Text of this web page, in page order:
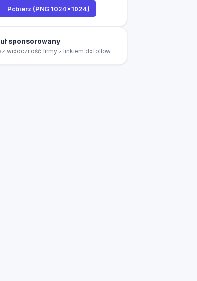
Pobierz (PNG 1024×1024)
sponsorowany
widoczność firmy z linkiem dofollow